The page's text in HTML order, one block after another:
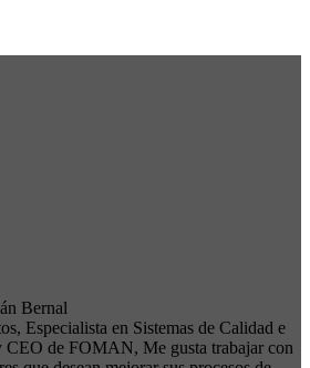
Bernal
Especialista en Sistemas de Calidad e
CEO de FOMAN, Me gusta trabajar con